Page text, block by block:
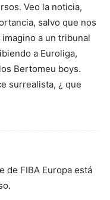
Veo la noticia,
salvo que nos
a un tribunal
a Euroliga,
Bertomeu boys.
surrealista, ¿ que
de FIBA Europa está